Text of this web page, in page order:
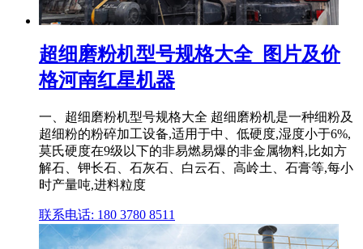
超细磨粉机型号规格大全_图片及价
格河南红星机器
一、超细磨粉机型号规格大全 超细磨粉机是一种细粉及
超细粉的粉碎加工设备,适用于中、低硬度,湿度小于6%,
莫氏硬度在9级以下的非易燃易爆的非金属物料,比如方
解石、钾长石、石灰石、白云石、高岭土、石膏等,每小
时产量吨,进料粒度
联系电话: 180 3780 8511